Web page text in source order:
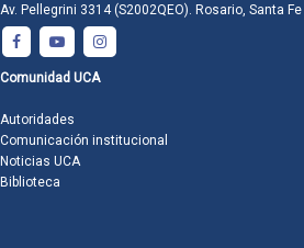
Av. Pellegrini 3314 (S2002QEO). Rosario, Santa Fe
Comunidad UCA
Autoridades
Comunicación institucional
Noticias UCA
Biblioteca